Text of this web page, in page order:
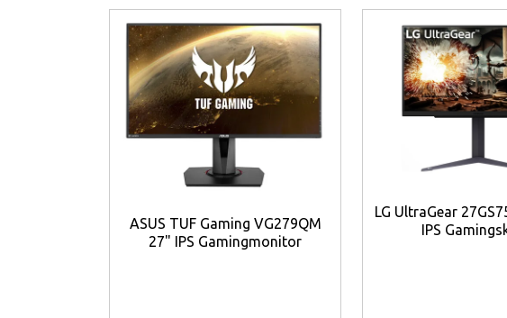
exponering för blått ljus under längre användning. Den
snabb och flexibel gamingskärm med lång livslängd.
Viktiga funktioner
27 tum Fast IPS-panel
Full HD-upplösning (1920 x 1080)
240 Hz uppdateringsfrekvens
ger mycket mjuka
0,4 ms MPRT responstid
USB 3.2 Gen 1 hubb ger enkel anslutning av tillbehör.
HDMI och DisplayPort
ger bred kompatibilitet.
ASUS TUF Gaming VG279QM
27" IPS Gamingmonitor
LG UltraGear
IPS